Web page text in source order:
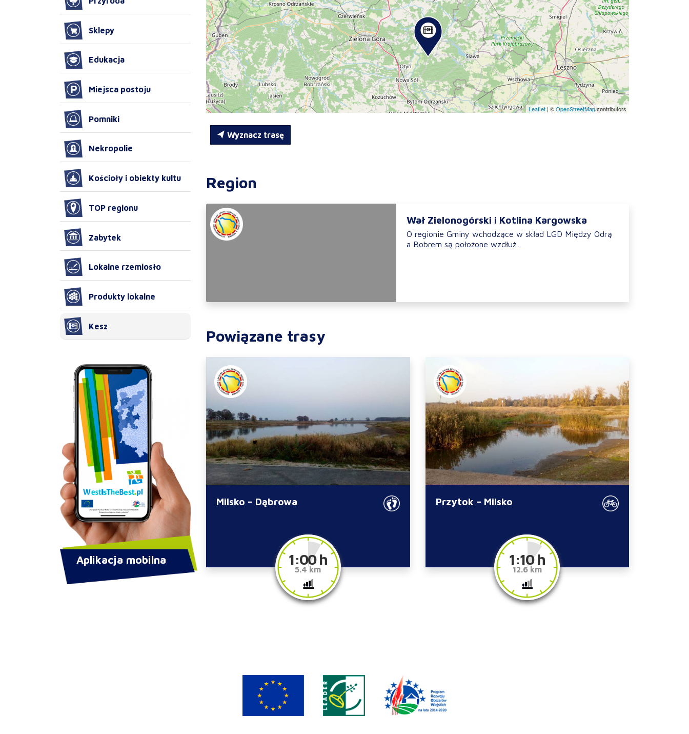
Leaflet | ©OpenStreetMapcontributors
Wyznacz trasę
Region
Wał Zielonogórski i Kotlina Kargowska
O regionie Gminy wchodzące w skład LGD Między Odrą
a Bobrem są położone wzdłuż...
Powiązane trasy
Milsko – Dąbrowa
1:00 h
5.4 km
Przytok – Milsko
1:10 h
12.6 km
Sklepy
Edukacja
Miejsca postoju
Pomniki
Nekropolie
Kościoły i obiekty kultu
TOP regionu
Zabytek
Lokalne rzemiosło
Produkty lokalne
Kesz
Aplikacja mobilna